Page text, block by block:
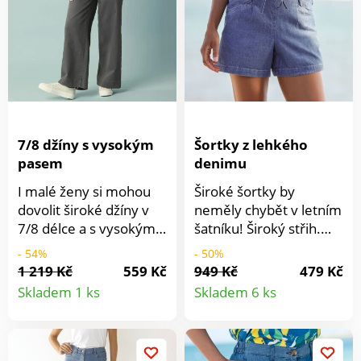
nýtky. Vzadu kapsy s
výšivkou. Moderní
opraný vzhled. Vpředu
a vzadu na stehnech
efekt obnošení.
3 IFTH). Tato známka
označuje textilní
výrobky, které byly
podrobeny
laboratorním testům na
široké spektrum
škodlivých látek a
výrobek je bezpečný
nad rámec platných
pračce.
7/8 džíny s vysokým
pasem
I malé ženy si mohou
dovolit široké džíny v
7/8 délce a s vysokým
pasem. Ideální pro
výšku postavy 155 až
160 cm. 7/8 široký
střih. Vysoký pas. V
zapínání na zip +
- 54%
1 219 Kč
559 Kč
Skladem 1 ks
Detail
Šortky z lehkého
denimu
Široké šortky by
neměly chybět v letním
šatníku! Široký střih.
Komfortní denim
příjemný na nošení.
Plochý pas se šňůrkami
na zavázání vpředu,
Vpředu sklady. Vpředu
- 50%
949 Kč
479 Kč
Skladem 6 ks
Detail